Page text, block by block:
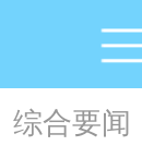
综合要闻